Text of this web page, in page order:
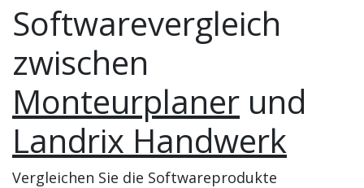
Softwarevergleich
zwischen
Monteurplaner und
Landrix Handwerk
Vergleichen Sie die Softwareprodukte